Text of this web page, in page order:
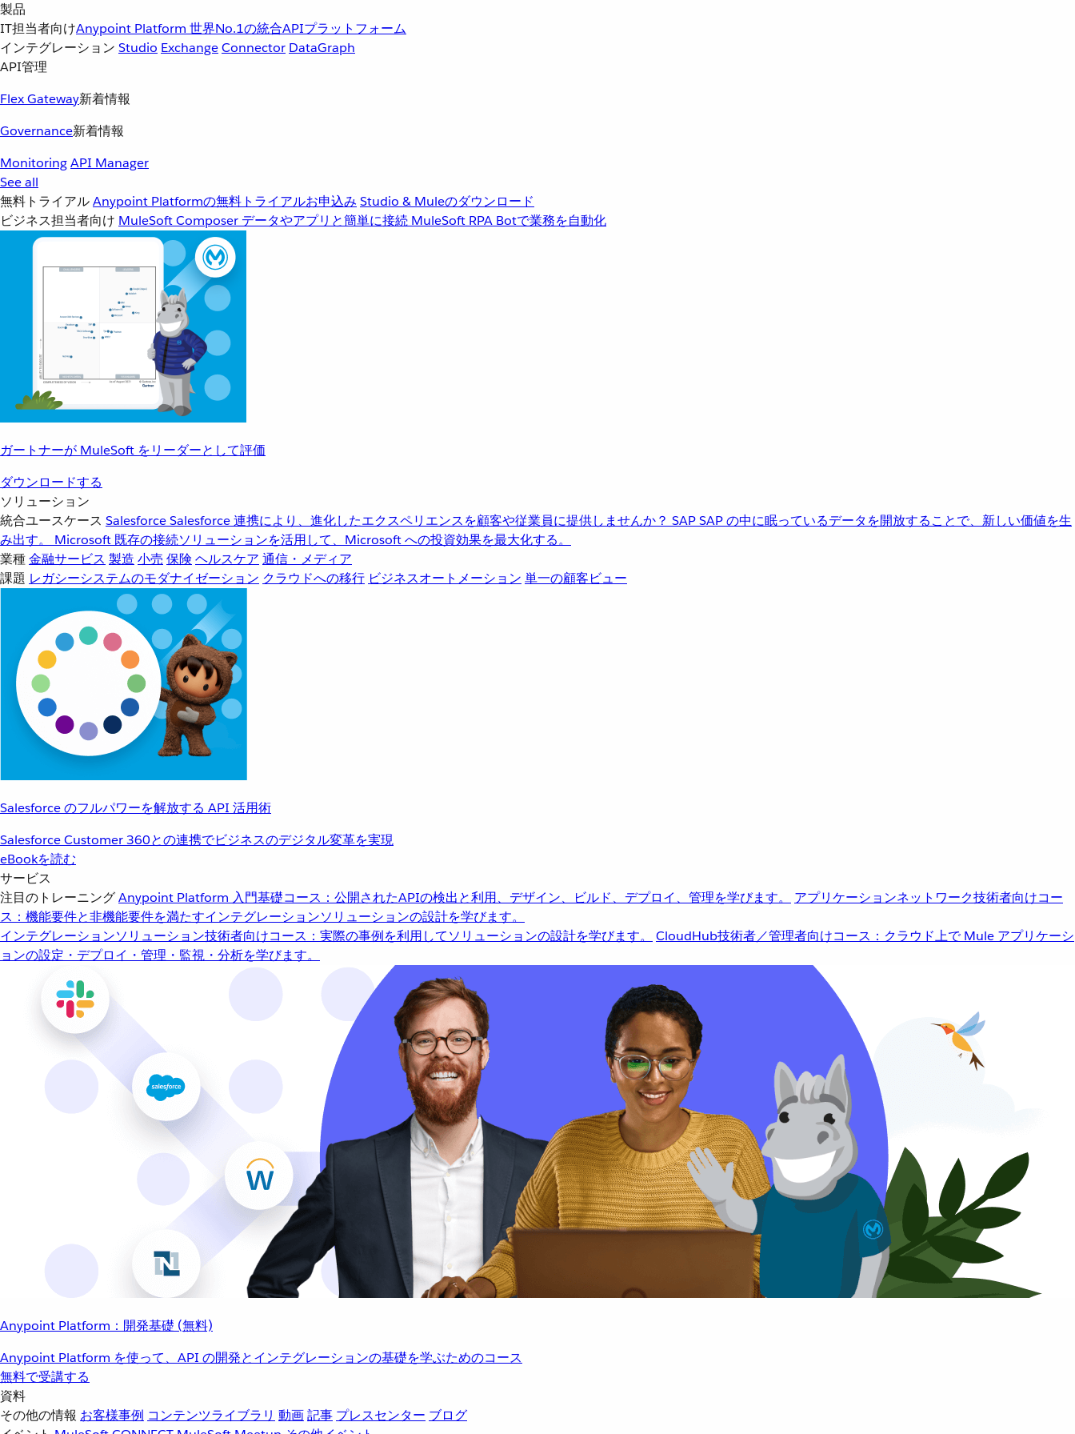
製品
IT担当者向けAnypoint Platform 世界No.1の統合APIプラットフォーム
インテグレーション Studio ExchangeConnector DataGraph
API管理
Flex Gateway新着情報
Governance新着情報
MonitoringAPI Manager
See all
無料トライアルAnypoint Platformの無料トライアルお申込み Studio & Muleのダウンロード
ビジネス担当者向け MuleSoft Composer データやアプリと簡単に接続 MuleSoft RPA Botで業務を自動化
ガートナーが MuleSoft をリーダーとして評価
ダウンロードする
ソリューション
統合ユースケース SalesforceSalesforce 連携により、進化したエクスペリエンスを顧客や従業員に提供しませんか？ SAPSAP の中に眠っているデータを開放することで、新しい価値を生
み出す。
Microsoft 既存の接続ソリューションを活用して、Microsoft への投資効果を最大化する。
業種金融サービス 製造 小売 保険 ヘルスケア 通信・メディア
課題 レガシーシステムのモダナイゼーション クラウドへの移行 ビジネスオートメーション 単一の顧客ビュー
Salesforce のフルパワーを解放する API 活用術
Salesforce Customer 360との連携でビジネスのデジタル変革を実現
eBookを読む
サービス
注目のトレーニングAnypoint Platform 入門基礎コース：公開されたAPIの検出と利用、デザイン、ビルド、デプロイ、管理を学びます。 アプリケーションネットワーク技術者向けコー
ス：機能要件と非機能要件を満たすインテグレーションソリューションの設計を学びます。
インテグレーションソリューション技術者向けコース：実際の事例を利用してソリューションの設計を学びます。 CloudHub技術者／管理者向けコース：クラウド上で Mule アプリケーシ
ョンの設定・デプロイ・管理・監視・分析を学びます。
Anypoint Platform：開発基礎 (無料)
Anypoint Platform を使って、API の開発とインテグレーションの基礎を学ぶためのコース
無料で受講する
資料
その他の情報 お客様事例 コンテンツライブラリ 動画記事 プレスセンター ブログ